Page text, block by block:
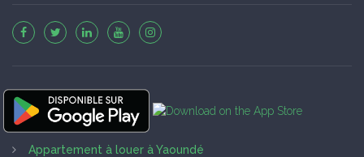
Appartement à louer à Yaoundé